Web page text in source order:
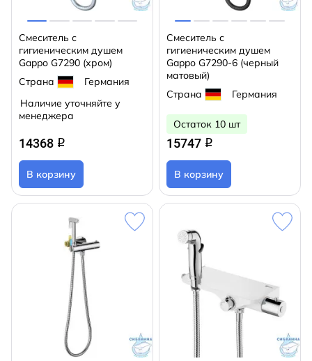
Смеситель с
гигиеническим душем
Gappo G7290 (хром)
Страна
Германия
Наличие уточняйте у
менеджера
14368 q
В корзину
Смеситель с
гигиеническим душем
Gappo G7290-6 (черный
матовый)
Страна
Германия
Остаток 10 шт
15747 q
В корзину